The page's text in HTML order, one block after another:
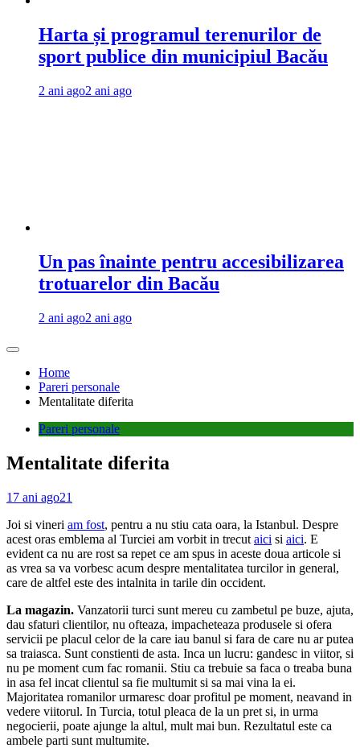
Harta și programul terenurilor de
sport publice din municipiul Bacău
2 ani ago2 ani ago
Un pas înainte pentru accesibilizarea
trotuarelor din Bacău
2 ani ago2 ani ago
Home
Pareri personale
Mentalitate diferita
Pareri personale
Mentalitate diferita
17 ani ago21
Joi si vineri am fost, pentru a nu stiu cata oara, la Istanbul. Despre
acest oras emblema al Turciei am vorbit in trecut aici si aici. E
evident ca nu are rost sa repet ce am spus in aceste doua articole si
as vrea sa va vorbesc acum despre mentalitatea turcilor in general,
care de altfel este des intalnita in tarile din occident.
La magazin. Vanzatorii turci sunt mereu cu zambetul pe buze, ajuta,
dau sfaturi clientilor, nu ofteaza, impacheteaza produsele si ofera
servicii pe placul celor de la care iau banul si fara de care nu ar putea
sa traiasca. Sunt constienti de asta. Inca un lucru: gandesc in viitor, si
nu pe moment cum fac romanii. Stiu ca trebuie sa faca o treaba buna
in asa fel incat clientul sa fie multumit si sa mai vina la ei.
Majoritatea romanilor urmaresc doar profitul pe moment, neavand in
vedere viitorul. In Turcia, totul pleaca de la un pret si, in urma
negocierii, poate ajunge la altul, mult mai bun. Rezultatul este ca
ambele parti sunt multumite.